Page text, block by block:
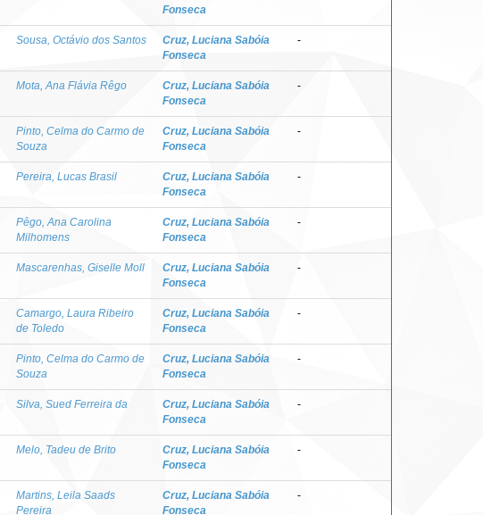
Fonseca
Sousa, Octávio dos Santos
Cruz, Luciana Sabóia
Fonseca
-
Mota, Ana Flávia Rêgo
Cruz, Luciana Sabóia
Fonseca
-
Pinto, Celma do Carmo de
Souza
Cruz, Luciana Sabóia
Fonseca
-
Pereira, Lucas Brasil
Cruz, Luciana Sabóia
Fonseca
-
Pêgo, Ana Carolina
Milhomens
Cruz, Luciana Sabóia
Fonseca
-
Mascarenhas, Giselle Moll
Cruz, Luciana Sabóia
Fonseca
-
Camargo, Laura Ribeiro
de Toledo
Cruz, Luciana Sabóia
Fonseca
-
Pinto, Celma do Carmo de
Souza
Cruz, Luciana Sabóia
Fonseca
-
Silva, Sued Ferreira da
Cruz, Luciana Sabóia
Fonseca
-
Melo, Tadeu de Brito
Cruz, Luciana Sabóia
Fonseca
-
Martins, Leila Saads
Pereira
Cruz, Luciana Sabóia
Fonseca
-